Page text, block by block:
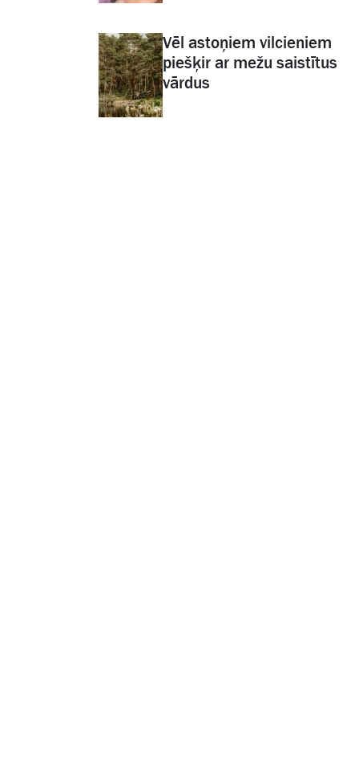
Vēl astoņiem vilcieniem
piešķir ar mežu saistītus
vārdus